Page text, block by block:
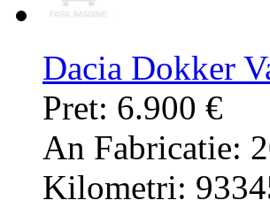
Dacia Dokker
Pret: 6.900 €
An Fabricatie:
Kilometri: